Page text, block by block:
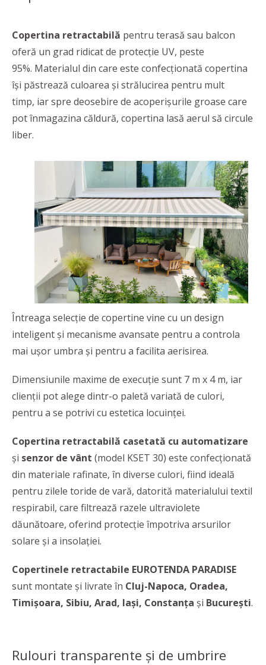
Copertina retractabilă pentru terasă sau balcon
oferă un grad ridicat de protecție UV, peste
95%. Materialul din care este confecționată copertina
își păstrează culoarea și strălucirea pentru mult
timp, iar spre deosebire de acoperișurile groase care
pot înmagazina căldură, copertina lasă aerul să circule
liber.
Întreaga selecţie de copertine vine cu un design
inteligent și mecanisme avansate pentru a controla
mai ușor umbra și pentru a facilita aerisirea.
Dimensiunile maxime de execuție sunt 7 m x 4 m, iar
clienții pot alege dintr-o paletă variată de culori,
pentru a se potrivi cu estetica locuinței.
Copertina retractabilă casetată cu automatizare
și senzor de vânt (model KSET 30) este confecționată
din materiale rafinate, în diverse culori, fiind ideală
pentru zilele toride de vară, datorită materialului textil
respirabil, care filtrează razele ultraviolete
dăunătoare, oferind protecție împotriva arsurilor
solare și a insolației.
Copertinele retractabile EUROTENDA PARADISE
sunt montate și livrate în Cluj-Napoca, Oradea,
Timișoara, Sibiu, Arad, Iași, Constanța și București.
Rulouri transparente și de umbrire